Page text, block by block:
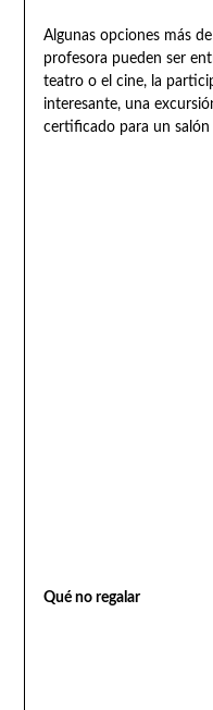
Algunas opciones más
profesora pueden ser
teatro o el cine, la
interesante, una
certificado para un salón
Qué no regalar